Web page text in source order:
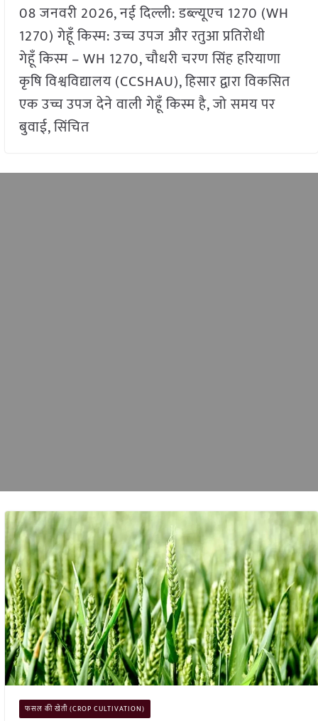
08 जनवरी 2026, नई दिल्ली: डब्ल्यूएच 1270 (WH
1270) गेहूँ किस्म: उच्च उपज और रतुआ प्रतिरोधी
गेहूँ किस्म – WH 1270, चौधरी चरण सिंह हरियाणा
कृषि विश्वविद्यालय (CCSHAU), हिसार द्वारा विकसित
एक उच्च उपज देने वाली गेहूँ किस्म है, जो समय पर
बुवाई, सिंचित
फसल की खेती (CROP CULTIVATION)